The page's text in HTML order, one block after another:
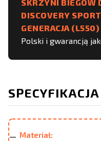
SKRZYNI BIEGÓW
DISCOVERY
GENERACJA (L550)
Polski i gwarancją
SPECYFIKACJA
Materiał: